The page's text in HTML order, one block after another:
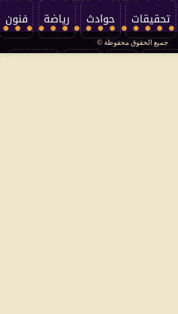
تحقيقات حوادث رياضة فنون
جميع الحقوق محفوظة ©